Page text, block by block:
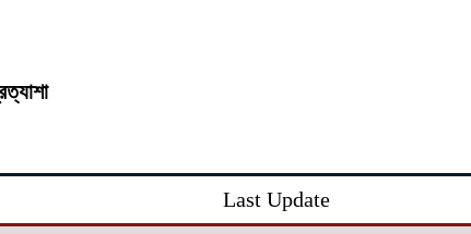
Last Update